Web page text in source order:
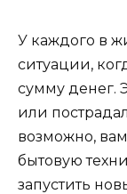
У каждого в
ситуации,
сумму денег.
или
возможно,
бытовую
запустить